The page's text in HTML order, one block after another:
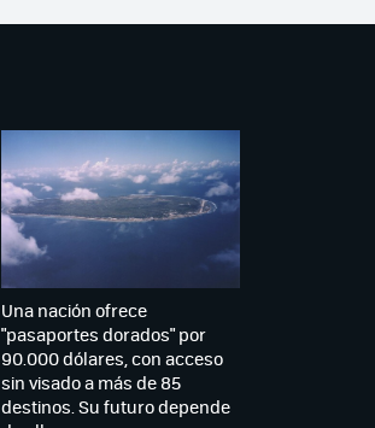
Una nación ofrece
"pasaportes dorados" por
90.000 dólares, con acceso
sin visado a más de 85
destinos. Su futuro depende